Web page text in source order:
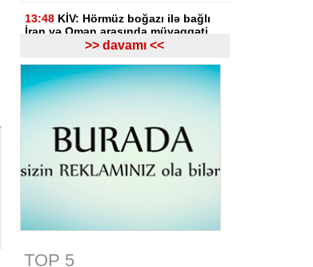
13:48 KİV: Hörmüz boğazı ilə bağlı
İran və Oman arasında müvəqqəti
razılaşma əldə olunub
13:24Azərbaycan Beynəlxalq
İnvestisiya Forumunun Təşkilat
Komitəsi yaradılıb
Azərbaycanın Malayziyadakı
səfiri geri çağırılıb, yenisi təyin
səfir təyin edib
>> davamı <<
TOP 5